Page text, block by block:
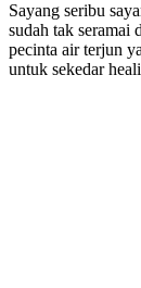
Sayang seribu
sudah tak seramai
pecinta air terjun
untuk sekedar